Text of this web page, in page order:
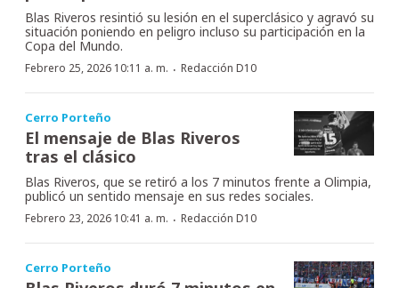
Blas Riveros resintió su lesión en el superclásico y agravó su
situación poniendo en peligro incluso su participación en la
Copa del Mundo.
Febrero 25, 2026 10:11 a. m. · Redacción D10
Cerro Porteño
El mensaje de Blas Riveros
tras el clásico
Blas Riveros, que se retiró a los 7 minutos frente a Olimpia,
publicó un sentido mensaje en sus redes sociales.
Febrero 23, 2026 10:41 a. m. · Redacción D10
Cerro Porteño